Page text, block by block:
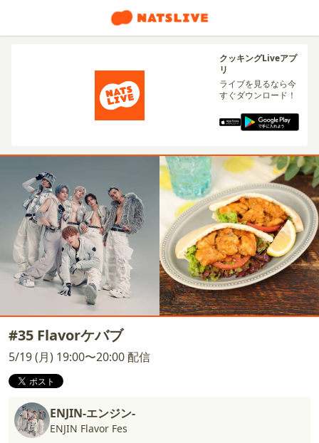
クッキングLiveアプ
リ
ライブを見るなら今
すぐダウンロード！
#35 Flavorケバブ
5/19 (月) 19:00〜20:00 配信
ENJIN-エンジン-
ENJIN Flavor Fes